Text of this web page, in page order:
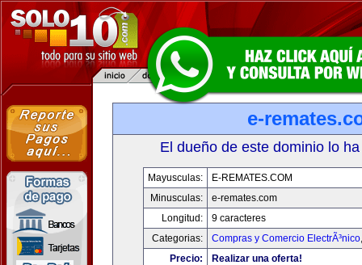
e-
El dueño de este dominio lo
Mayusculas:
E-REMATES.COM
Minusculas:
e-remates.com
Longitud:
9 caracteres
Categorias:
Compras y Comercio ElectrÃ³nico
Precio:
Realizar una oferta!